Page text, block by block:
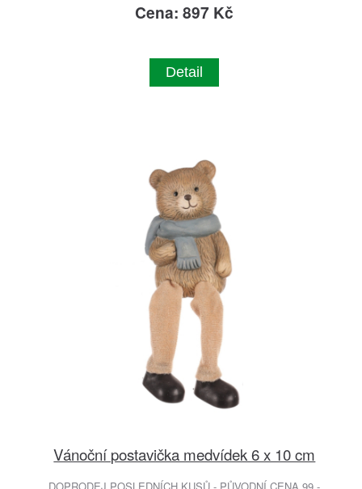
Cena: 897 Kč
Detail
Vánoční postavička medvídek 6 x 10 cm